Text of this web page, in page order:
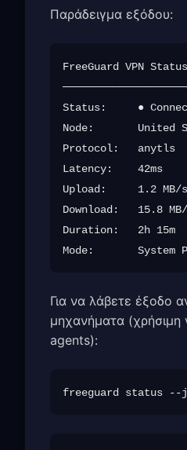
Παράδειγμα εξόδου:
FreeGuard VPN Status
────────────────────
Status:     ●
Node:       United
Protocol:   anytls
Latency:    42ms
Upload:     1.2 MB/s
Download:   15.8
Duration:   2h 15m
Για να λάβετε έξοδο
μηχανήματα (χρήσιμη
agents):